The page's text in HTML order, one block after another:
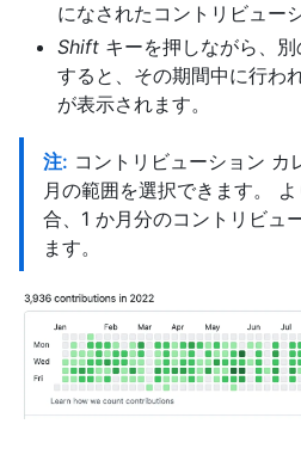
になされたコントリビュー
Shift キーを押しながら、
すると、その期間中に行わ
が表示されます。
注: コントリビューション カ
月の範囲を選択できます。
合、1 か月分のコントリビュ
ます。